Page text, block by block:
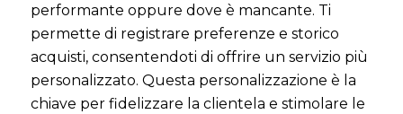
performante oppure dove è mancante. Ti
permette di registrare preferenze e storico
acquisti, consentendoti di offrire un servizio più
personalizzato. Questa personalizzazione è la
chiave per fidelizzare la clientela e stimolare le